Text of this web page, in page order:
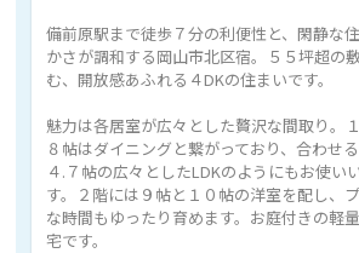
備前原駅まで徒歩７分の利便性と、閑静な
かさが調和する岡山市北区宿。５５坪超の
む、開放感あふれる４DKの住まいです。
魅力は各居室が広々とした贅沢な間取り。
８帖はダイニングと繋がっており、合わせ
４.７帖の広々としたLDKのようにもお使い
す。２階には９帖と１０帖の洋室を配し、
な時間もゆったり育めます。お庭付きの軽
宅です。